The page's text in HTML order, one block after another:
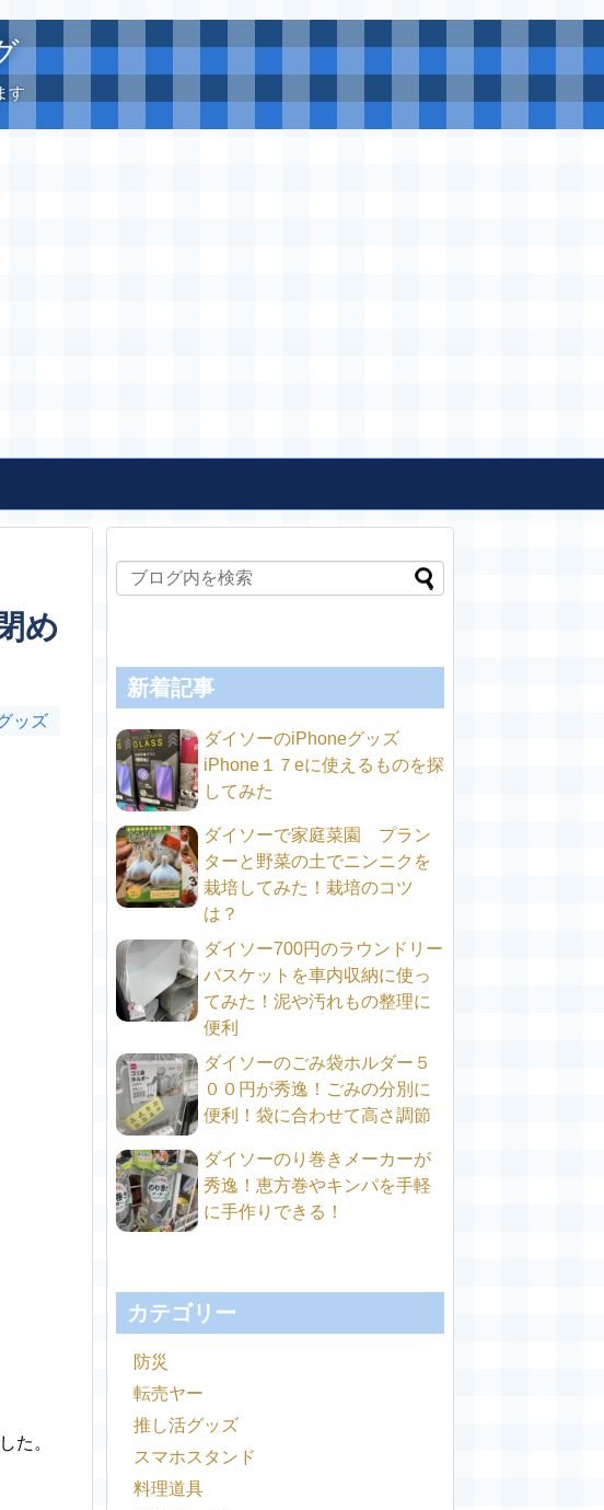
す
め
ッズ
た。
新着記事
ダイソーのiPhoneグッズ
iPhone１７eに使えるものを探
してみた
ダイソーで家庭菜園 プラン
ターと野菜の土でニンニクを
栽培してみた！栽培のコツ
は？
ダイソー700円のラウンドリー
バスケットを車内収納に使っ
てみた！泥や汚れもの整理に
便利
ダイソーのごみ袋ホルダー５
００円が秀逸！ごみの分別に
便利！袋に合わせて高さ調節
ダイソーのり巻きメーカーが
秀逸！恵方巻やキンパを手軽
に手作りできる！
カテゴリー
防災
転売ヤー
推し活グッズ
スマホスタンド
料理道具